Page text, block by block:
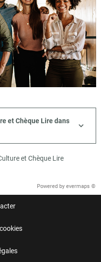
et Chèque Lire dans
et Chèque Lire
Powered by evermaps ©